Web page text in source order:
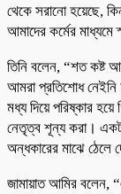
থেকে সরানো হয়েছে,
আমাদের কর্মের
তিনি বলেন, “শত কষ্ট
আমরা প্রতিশোধ নেইনি
মধ্য দিয়ে পরিষ্কার
নেতৃত্ব শূন্য করা।
অন্ধকারের মাঝে ঠেলে
জামায়াত আমির বলেন,